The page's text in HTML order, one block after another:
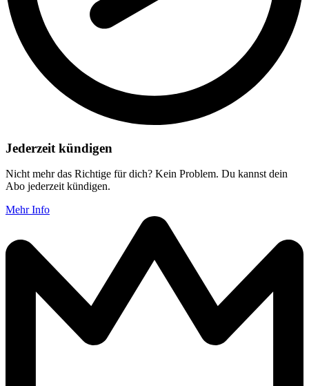
Jederzeit kündigen
Nicht mehr das Richtige für dich? Kein Problem. Du kannst dein
Abo jederzeit kündigen.
Mehr Info